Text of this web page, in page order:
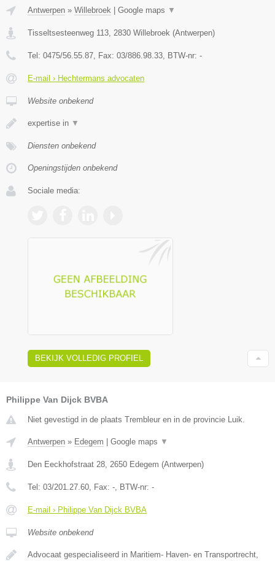
Antwerpen » Willebroek Google maps ▼
Tisseltsesteenweg 113, 2830 Willebroek (Antwerpen)
Tel: 0475/56.55.87, Fax: 03/886.98.33, BTW-nr: -
E-mail › Hechtermans advocaten
Website onbekend
expertise in ▼
Diensten onbekend
Openingstijden onbekend
Sociale media:
BEKIJK VOLLEDIG PROFIEL
Philippe Van Dijck BVBA
Niet gevestigd in de plaats Trembleur en in de provincie Luik.
Antwerpen » Edegem Google maps ▼
Den Eeckhofstraat 28 2650 Edegem (Antwerpen)
Tel: 03/201.27.60 , Fax: - , BTW-nr: -
E-mail › Philippe Van Dijck BVBA
Website onbekend
Advocaat gespecialiseerd in Maritiem- Haven- en Transportrecht,